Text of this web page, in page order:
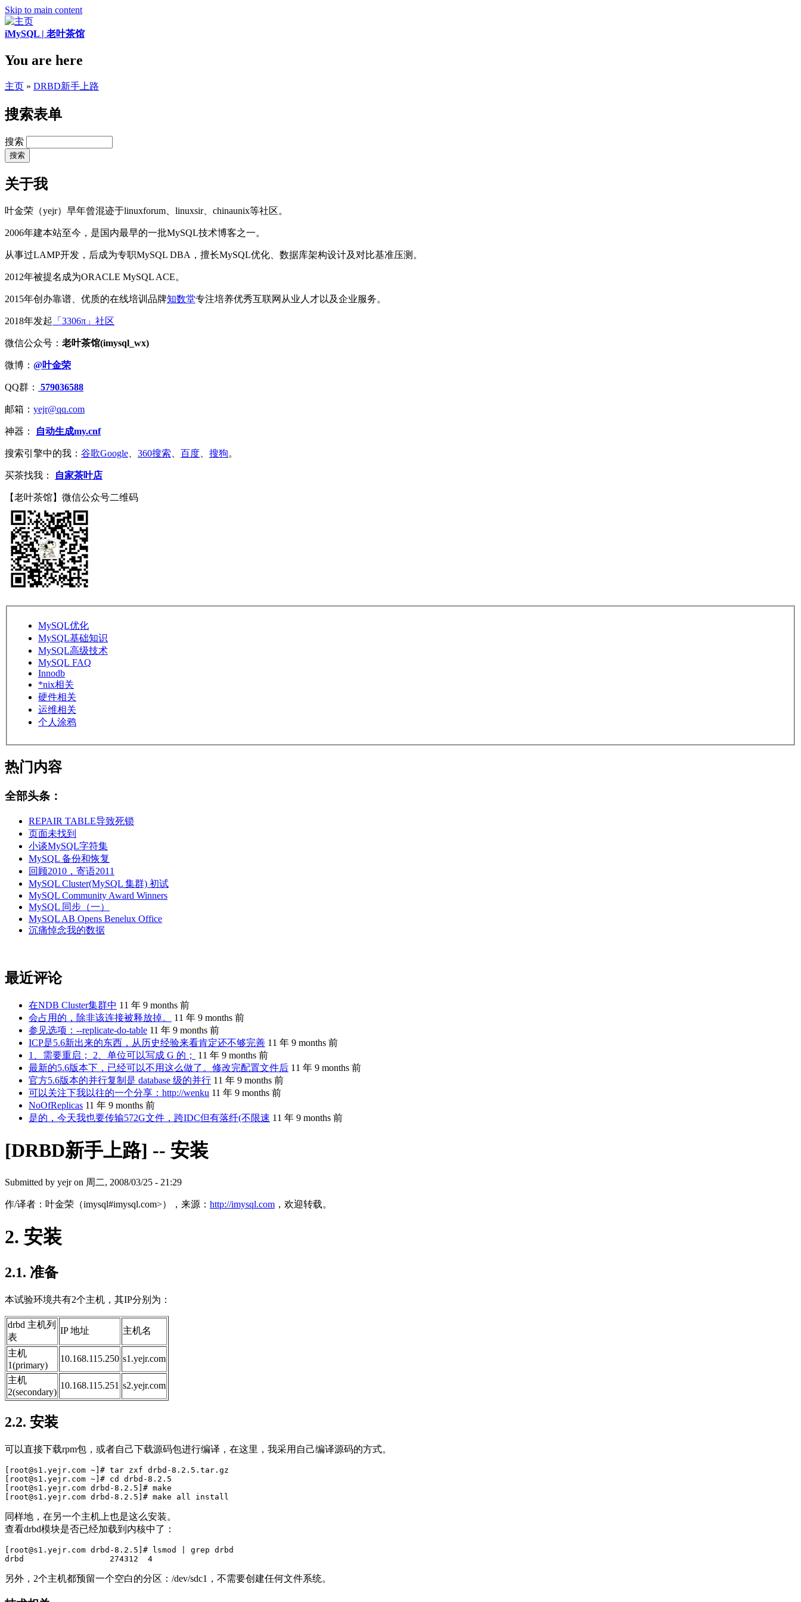
Skip to main content
iMySQL | 老叶茶馆
You are here
主页 » DRBD新手上路
搜索表单
搜索
关于我
叶金荣（yejr）早年曾混迹于linuxforum、linuxsir、chinaunix等社区。
2006年建本站至今，是国内最早的一批MySQL技术博客之一。
从事过LAMP开发，后成为专职MySQL DBA，擅长MySQL优化、数据库架构设计及对比基准压测。
2012年被提名成为ORACLE MySQL ACE。
2015年创办靠谱、优质的在线培训品牌知数堂专注培养优秀互联网从业人才以及企业服务。
2018年发起 「3306π」社区
微信公众号： 老叶茶馆(imysql_wx)
微博： @叶金荣
QQ群： 579036588
邮箱： yejr@qq.com
神器： 自动生成my.cnf
搜索引擎中的我： 谷歌Google、 360搜索、 百度、 搜狗。
买茶找我： 自家茶叶店
【老叶茶馆】微信公众号二维码
MySQL优化
MySQL基础知识
MySQL高级技术
MySQL FAQ
Innodb
*nix相关
硬件相关
运维相关
个人涂鸦
热门内容
全部头条：
REPAIR TABLE导致死锁
页面未找到
小谈MySQL字符集
MySQL 备份和恢复
回顾2010，寄语2011
MySQL Cluster(MySQL 集群) 初试
MySQL Community Award Winners
MySQL 同步（一）
MySQL AB Opens Benelux Office
沉痛悼念我的数据
最近评论
在NDB Cluster集群中 11 年 9 months 前
会占用的，除非该连接被释放掉。
11 年 9 months 前
参见选项：--replicate-do-table 11 年 9 months 前
ICP是5.6新出来的东西，从历史经验来看肯定还不够完善 11 年 9 months 前
1、需要重启； 2、单位可以写成 G 的；
11 年 9 months 前
最新的5.6版本下，已经可以不用这么做了。修改完配置文件后 11 年 9 months 前
官方5.6版本的并行复制是 database 级的并行 11 年 9 months 前
可以关注下我以往的一个分享：http://wenku 11 年 9 months 前
NoOfReplicas 11 年 9 months 前
是的，今天我也要传输572G文件，跨IDC但有落纤(不限速 11 年 9 months 前
[DRBD新手上路] -- 安装
Submitted by yejron 周二, 2008/03/25 - 21:29
作/译者：叶金荣（imysql#imysql.com>），来源： http://imysql.com ，欢迎转载。
2. 安装
2.1. 准备
本试验环境共有2个主机，其IP分别为：
drbd 主机列
表
IP 地址 主机名
主机
1(primary)
10.168.115.250 s1.yejr.com
主机
2(secondary)
10.168.115.251 s2.yejr.com
2.2. 安装
可以直接下载rpm包，或者自己下载源码包进行编译，在这里，我采用自己编译源码的方式。
[root@s1.yejr.com ~]# tar zxf drbd-8.2.5.tar.gz
[root@s1.yejr.com ~]# cd drbd-8.2.5
[root@s1.yejr.com drbd-8.2.5]# make
同样地，在另一个主机上也是这么安装。
查看drbd模块是否已经加载到内核中了：
[root@s1.yejr.com drbd-8.2.5]# lsmod | grep drbd
另外，2个主机都预留一个空白的分区：/dev/sdc1，不需要创建任何文件系统。